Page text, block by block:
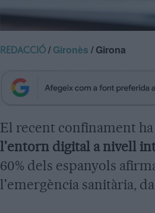
REDACCIÓ /Gironès / Girona
El recent confinament
l'entorn digital a nivell
60% dels espanyols
l'emergència sanitària,